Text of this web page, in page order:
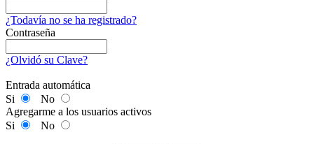
¿Todavía no se ha registrado?
Contraseña
¿Olvidó su Clave?
Entrada automática
Si
No
Agregarme a los usuarios activos
Si
No